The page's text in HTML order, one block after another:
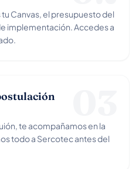
Canvas, el presupuesto del
implementación. Accedes a
te acompañamos en la
todo a Sercotec antes del